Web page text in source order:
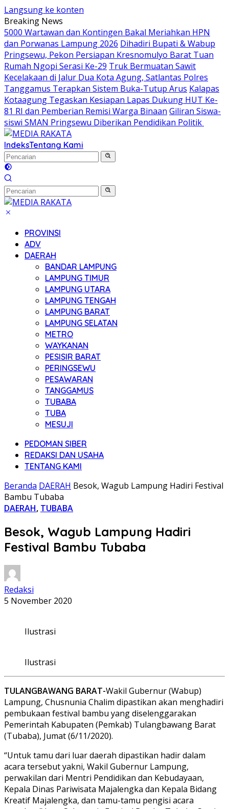
Langsung ke konten
Breaking News
5000 Wartawan dan Kontingen Bakal Meriahkan HPN
dan Porwanas Lampung 2026 Dihadiri Bupati & Wabup
Pringsewu, Pekon Persiapan Kresnomulyo Barat Tuan
Rumah Ngopi Serasi Ke-29 Truk Bermuatan Sawit
Kecelakaan di Jalur Dua Kota Agung, Satlantas Polres
Tanggamus Terapkan Sistem Buka-Tutup Arus Kalapas
Kotaagung Tegaskan Kesiapan Lapas Dukung HUT Ke-
81 RI dan Pemberian Remisi Warga Binaan Giliran Siswa-
siswi SMAN Pringsewu Diberikan Pendidikan Politik
IndeksTentang Kami
PROVINSI
ADV
DAERAH
BANDAR LAMPUNG
LAMPUNG TIMUR
LAMPUNG UTARA
LAMPUNG TENGAH
LAMPUNG BARAT
LAMPUNG SELATAN
METRO
WAYKANAN
PESISIR BARAT
PERINGSEWU
PESAWARAN
TANGGAMUS
TUBABA
TUBA
MESUJI
PEDOMAN SIBER
REDAKSI DAN USAHA
TENTANG KAMI
Beranda DAERAH Besok, Wagub Lampung Hadiri Festival
Bambu Tubaba
DAERAH, TUBABA
Besok, Wagub Lampung Hadiri
Festival Bambu Tubaba
Redaksi
5 November 2020
Ilustrasi
Ilustrasi
TULANGBAWANG BARAT-Wakil Gubernur (Wabup)
Lampung, Chusnunia Chalim dipastikan akan menghadiri
pembukaan festival bambu yang diselenggarakan
Pemerintah Kabupaten (Pemkab) Tulangbawang Barat
(Tubaba), Jumat (6/11/2020).
“Untuk tamu dari luar daerah dipastikan hadir dalam
acara tersebut yakni, Wakil Gubernur Lampung,
perwakilan dari Mentri Pendidikan dan Kebudayaan,
Kepala Dinas Pariwisata Majalengka dan Kepala Bidang
Kreatif Majalengka, dan tamu-tamu pengisi acara